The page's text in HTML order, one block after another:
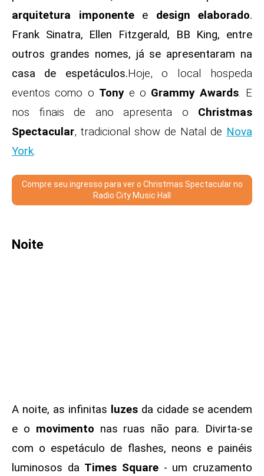
arquitetura imponentee design elaborado.
Frank Sinatra, Ellen Fitzgerald, BB King, entre
outros grandes nomes, já se apresentaram na
casa de espetáculos.Hoje, o local hospeda
eventos como o Tonye o Grammy Awards. E
nos finais de ano apresenta o Christmas
Spectacular, tradicional show de Natal de Nova
York.
Compre seu ingresso para ver o Christmas Spectacular no
Radio City Music Hall
Noite
A noite, as infinitas luzes da cidade se acendem
e o movimento nas ruas não para. Divirta-se
com o espetáculo de flashes, neons e painéis
luminosos da Times Square - um cruzamento